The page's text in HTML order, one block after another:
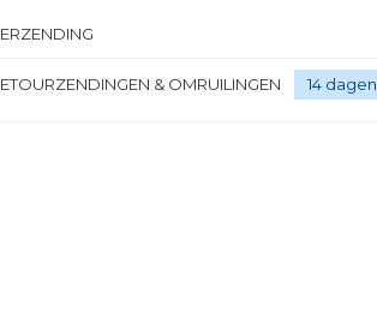
& OMRUILINGEN 14 dagen